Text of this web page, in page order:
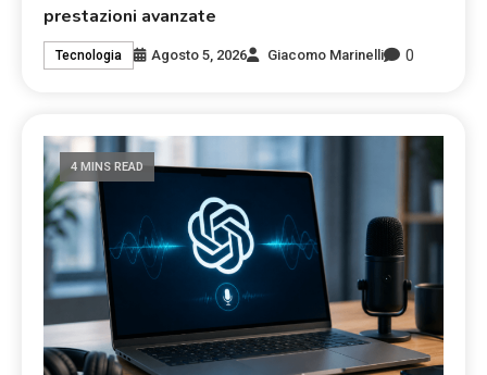
prestazioni avanzate
Tecnologia Agosto 5, 2026 Giacomo Marinelli 0
4 MINS READ